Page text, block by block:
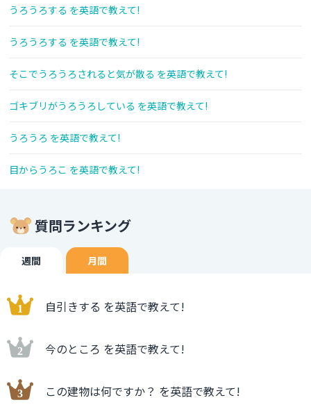
うろうろする を英語で教えて!
うろうろする を英語で教えて!
そこでうろうろされると気が散る を英語で教えて!
ゴキブリがうろうろしている を英語で教えて!
うろうろ を英語で教えて!
目からうろこ を英語で教えて!
質問ランキング
週間 月間
自引きする を英語で教えて!
今のところ を英語で教えて!
この建物は何ですか？ を英語で教えて!